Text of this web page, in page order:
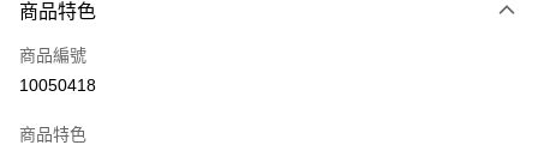
信用卡一次付款
超商取貨付款
商品特色
商品編號
10050418
商品特色